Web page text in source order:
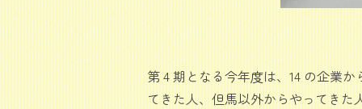
第 4 期となる今年度は、14 の企業
てきた人、但馬以外からやってきた